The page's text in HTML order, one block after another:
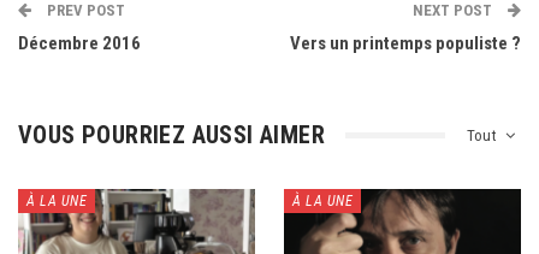
PREV POST
Décembre 2016
NEXT POST
Vers un printemps populiste ?
Tout
VOUS POURRIEZ AUSSI AIMER
À LA UNE À LA UNE